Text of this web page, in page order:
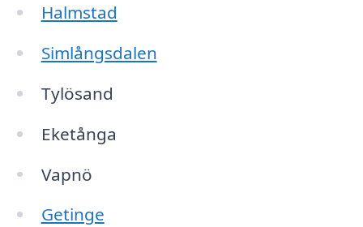
Halmstad
Simlångsdalen
Tylösand
Eketånga
Vapnö
Getinge